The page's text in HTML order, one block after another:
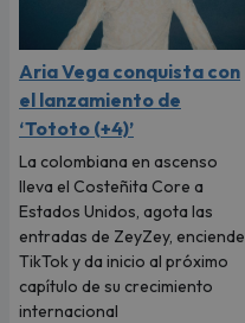
Aria Vega conquista con
el lanzamiento de
‘Tototo (+4)’
La colombiana en ascenso
lleva el Costeñita Core a
Estados Unidos, agota las
entradas de ZeyZey, enciende
TikTok y da inicio al próximo
capítulo de su crecimiento
internacional